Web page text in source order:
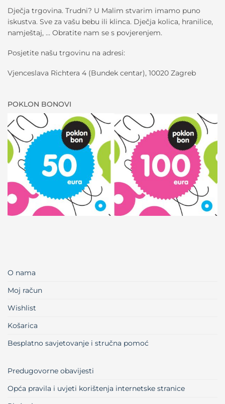
Dječja trgovina. Trudni? U Malim stvarim imamo puno
iskustva. Sve za vašu bebu ili klinca. Dječja kolica, hranilice,
namještaj, … Obratite nam se s povjerenjem.
Posjetite našu trgovinu na adresi:
Vjenceslava Richtera 4 (Bundek centar), 10020 Zagreb
POKLON BONOVI
O nama
Moj račun
Wishlist
Košarica
Besplatno savjetovanje i stručna pomoć
Predugovorne obavijesti
Opća pravila i uvjeti korištenja internetske stranice